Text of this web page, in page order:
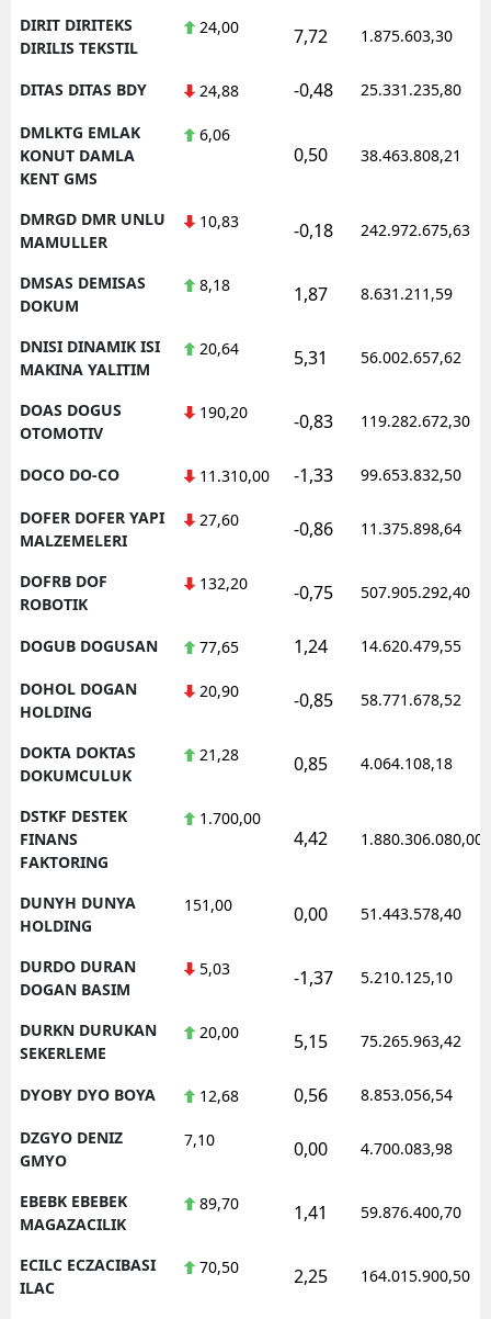
DIRIT DIRITEKS
DIRILIS TEKSTIL
24,00 7,72 1.875.603,30
DITAS DITAS BDY 24,88 -0,48 25.331.235,80
DMLKTG EMLAK
KONUT DAMLA
KENT GMS
6,06
0,50 38.463.808,21
DMRGD DMR UNLU
MAMULLER
10,83 -0,18 242.972.675,63
DMSAS DEMISAS
DOKUM
8,18 1,87 8.631.211,59
DNISI DINAMIK ISI
MAKINA YALITIM
20,64 5,31 56.002.657,62
DOAS DOGUS
OTOMOTIV
190,20 -0,83 119.282.672,30
DOCO DO-CO 11.310,00 -1,33 99.653.832,50
DOFER DOFER YAPI
MALZEMELERI
27,60 -0,86 11.375.898,64
DOFRB DOF
ROBOTIK
132,20 -0,75 507.905.292,40
DOGUB DOGUSAN 77,65 1,24 14.620.479,55
DOHOL DOGAN
HOLDING
20,90 -0,85 58.771.678,52
DOKTA DOKTAS
DOKUMCULUK
21,28 0,85 4.064.108,18
DSTKF DESTEK
FINANS
FAKTORING
1.700,00
4,42 1.880.306.080,00
DUNYH DUNYA
HOLDING
151,00 0,00 51.443.578,40
DURDO DURAN
DOGAN BASIM
5,03 -1,37 5.210.125,10
DURKN DURUKAN
SEKERLEME
20,00 5,15 75.265.963,42
DYOBY DYO BOYA 12,68 0,56 8.853.056,54
DZGYO DENIZ
GMYO
7,10 0,00 4.700.083,98
EBEBK EBEBEK
MAGAZACILIK
89,70 1,41 59.876.400,70
ECILC ECZACIBASI
ILAC
70,50 2,25 164.015.900,50